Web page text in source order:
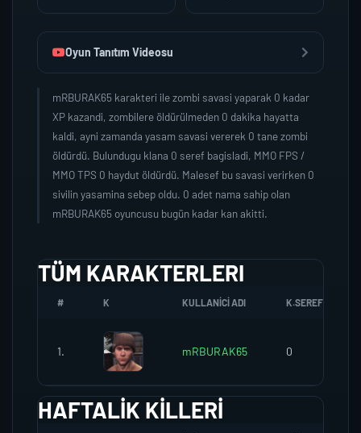
Oyun Tanıtım Videosu
mRBURAK65 karakteri ile zombi savasi yaparak 0 kadar
XP kazandi, zombilere öldürülmeden 0 dakika hayatta
kaldi, ayni zamanda yasam savasi vererek 0 tane zombi
öldürdü. Bulundugu klana 0 seref bagisladi, MMO FPS /
MMO TPS 0 haydut öldürdü. Malesef bu savasi verirken 0
sivilin yasamina sebep oldu. 0 adet nama sahip olan
mRBURAK65 oyuncusu bugün kadar kan akitti.
TÜM KARAKTERLERI
# K KULLANICI ADI K.SEREFI
1. mRBURAK65 0
HAFTALIK KILLERI